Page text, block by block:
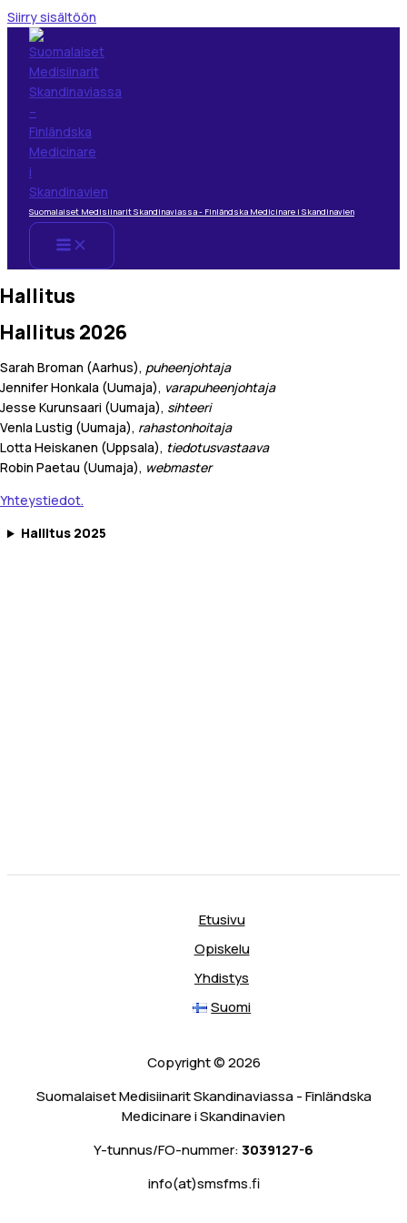
Siirry sisältöön
Suomalaiset Medisiinarit Skandinaviassa - Finländska Medicinare i Skandinavien
Hallitus
Hallitus 2026
Sarah Broman (Aarhus), puheenjohtaja
Jennifer Honkala (Uumaja), varapuheenjohtaja
Jesse Kurunsaari (Uumaja), sihteeri
Venla Lustig (Uumaja), rahastonhoitaja
Lotta Heiskanen (Uppsala), tiedotusvastaava
Robin Paetau (Uumaja), webmaster
Yhteystiedot.
Hallitus 2025
Etusivu
Opiskelu
Yhdistys
Suomi
Copyright © 2026
Suomalaiset Medisiinarit Skandinaviassa - Finländska
Medicinare i Skandinavien
Y-tunnus/FO-nummer:3039127-6
info(at)smsfms.fi